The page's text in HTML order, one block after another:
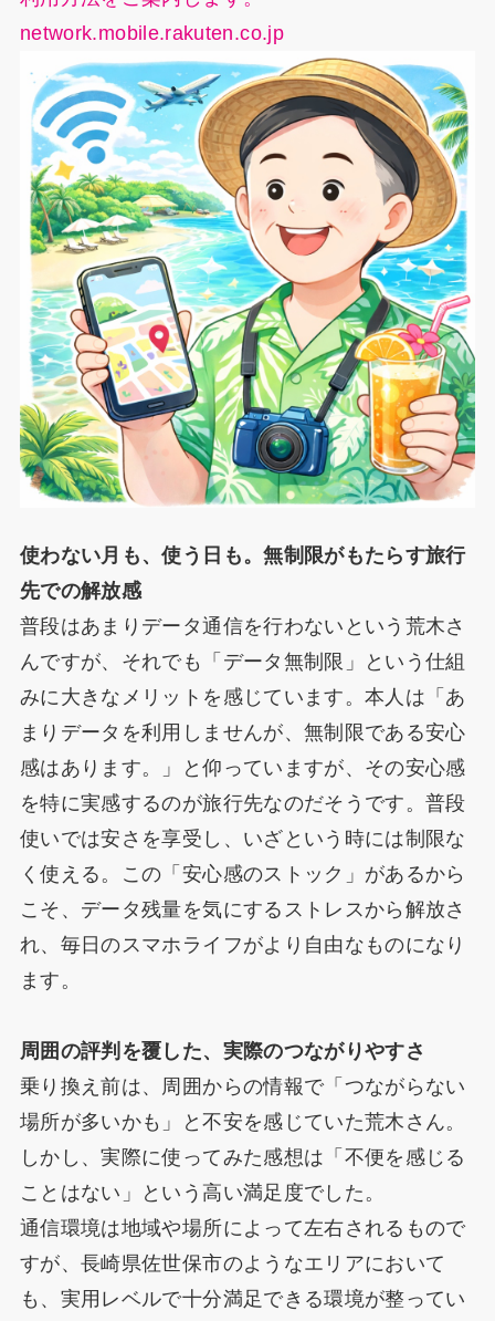
network.mobile.rakuten.co.jp
使わない月も、使う日も。無制限がもたらす旅行
先での解放感
普段はあまりデータ通信を行わないという荒木さ
んですが、それでも「データ無制限」という仕組
みに大きなメリットを感じています。本人は「あ
まりデータを利用しませんが、無制限である安心
感はあります。」と仰っていますが、その安心感
を特に実感するのが旅行先なのだそうです。普段
使いでは安さを享受し、いざという時には制限な
く使える。この「安心感のストック」があるから
こそ、データ残量を気にするストレスから解放さ
れ、毎日のスマホライフがより自由なものになり
ます。
周囲の評判を覆した、実際のつながりやすさ
乗り換え前は、周囲からの情報で「つながらない
場所が多いかも」と不安を感じていた荒木さん。
しかし、実際に使ってみた感想は「不便を感じる
ことはない」という高い満足度でした。
通信環境は地域や場所によって左右されるもので
すが、長崎県佐世保市のようなエリアにおいて
も、実用レベルで十分満足できる環境が整ってい